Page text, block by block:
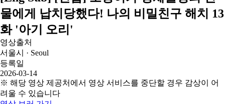
물에게 납치당했다! 나의 비밀친구 해치 13
화 '아기 오리'
영상출처
서울시 · Seoul
등록일
2026-03-14
※ 해당 영상 제공처에서 영상 서비스를 중단할 경우 감상이 어
려울 수 있습니다